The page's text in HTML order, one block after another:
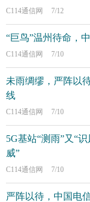
C114通信网 7/12
“巨鸟”温州待命，
C114通信网 7/10
未雨绸缪，严阵以
线
C114通信网 7/10
5G基站“测雨”又“
威”
C114通信网 7/10
严阵以待，中国电